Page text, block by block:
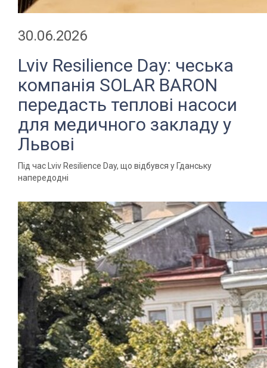
30.06.2026
Lviv Resilience Day: чеська
компанія SOLAR BARON
передасть теплові насоси
для медичного закладу у
Львові
Під час Lviv Resilience Day, що відбувся у Гданську
напередодні